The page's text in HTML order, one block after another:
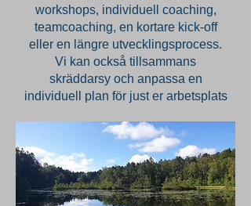
workshops, individuell coaching,
teamcoaching, en kortare kick-off
eller en längre utvecklingsprocess.
Vi kan också tillsammans
skräddarsy och anpassa en
individuell plan för just er arbetsplats